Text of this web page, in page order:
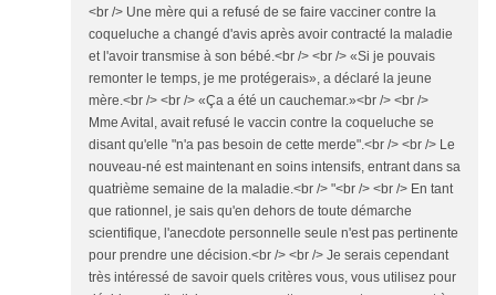
<br /> Une mère qui a refusé de se faire vacciner contre la
coqueluche a changé d'avis après avoir contracté la maladie
et l'avoir transmise à son bébé.<br /> <br /> «Si je pouvais
remonter le temps, je me protégerais», a déclaré la jeune
mère.<br /> <br /> «Ça a été un cauchemar.»<br /> <br />
Mme Avital, avait refusé le vaccin contre la coqueluche se
disant qu'elle "n'a pas besoin de cette merde".<br /> <br /> Le
nouveau-né est maintenant en soins intensifs, entrant dans sa
quatrième semaine de la maladie.<br /> "<br /> <br /> En tant
que rationnel, je sais qu'en dehors de toute démarche
scientifique, l'anecdote personnelle seule n'est pas pertinente
pour prendre une décision.<br /> <br /> Je serais cependant
très intéressé de savoir quels critères vous, vous utilisez pour